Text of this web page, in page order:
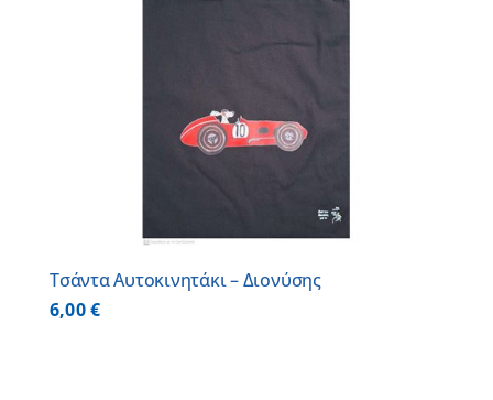
Τσάντα Αυτοκινητάκι – Διονύσης
6,00€